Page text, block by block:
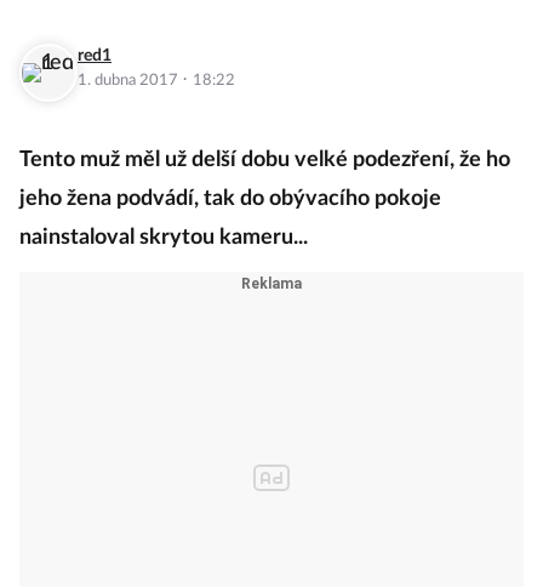
red1
1. dubna 2017 · 18:22
Tento muž měl už delší dobu velké podezření, že ho
jeho žena podvádí, tak do obývacího pokoje
nainstaloval skrytou kameru...